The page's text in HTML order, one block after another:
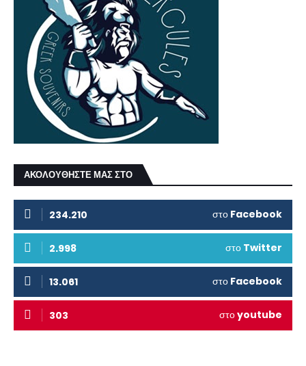
ΑΚΟΛΟΥΘΗΣΤΕ ΜΑΣ ΣΤΟ
234.210 στο Facebook
2.998 στο Twitter
13.061 στο Facebook
303 στοyoutube